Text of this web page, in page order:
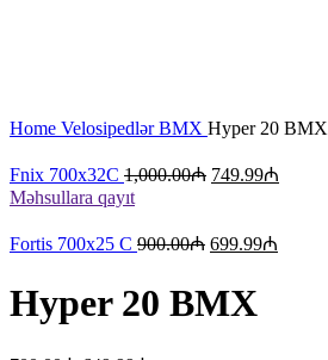
Home VelosipedlərBMX Hyper 20 BMX
Fnix 700x32C 1,000.00₼ 749.99₼
Məhsullara qayıt
Fortis 700x25 C 900.00₼ 699.99₼
Hyper 20 BMX